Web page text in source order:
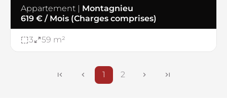
Appartement | Montagnieu
619 € / Mois (Charges comprises)
3 59 m²
1 2